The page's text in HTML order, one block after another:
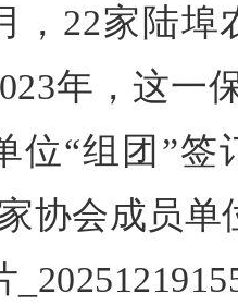
，22家陆
年，这一
位“组团”签
协会成员